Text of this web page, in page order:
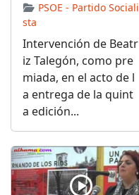
PSOE - Partido Sociali
sta
Intervención de Beatr
iz Talegón, como pre
miada, en el acto de l
a entrega de la quint
a edición...